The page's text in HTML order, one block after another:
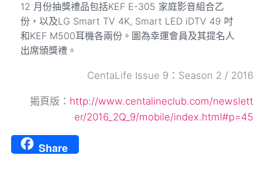
12 月份抽獎禮品包括KEF E-305 家庭影音組合乙
份，以及LG Smart TV 4K, Smart LED iDTV 49 吋
和KEF M500耳機各兩份。圖為幸運會員及其提名人
出席頒獎禮。
CentaLife Issue 9：Season 2 / 2016
揭頁版： http://www.centalineclub.com/newslett
er/2016_2Q_9/mobile/index.html#p=45
Share